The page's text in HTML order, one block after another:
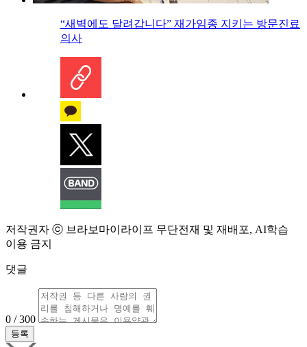
“새벽에도 달려갑니다” 재가임종 지키는 방문진료
의사
저작권자 ⓒ 브라보마이라이프 무단전재 및 재배포, AI학습
이용 금지
댓글
0 / 300